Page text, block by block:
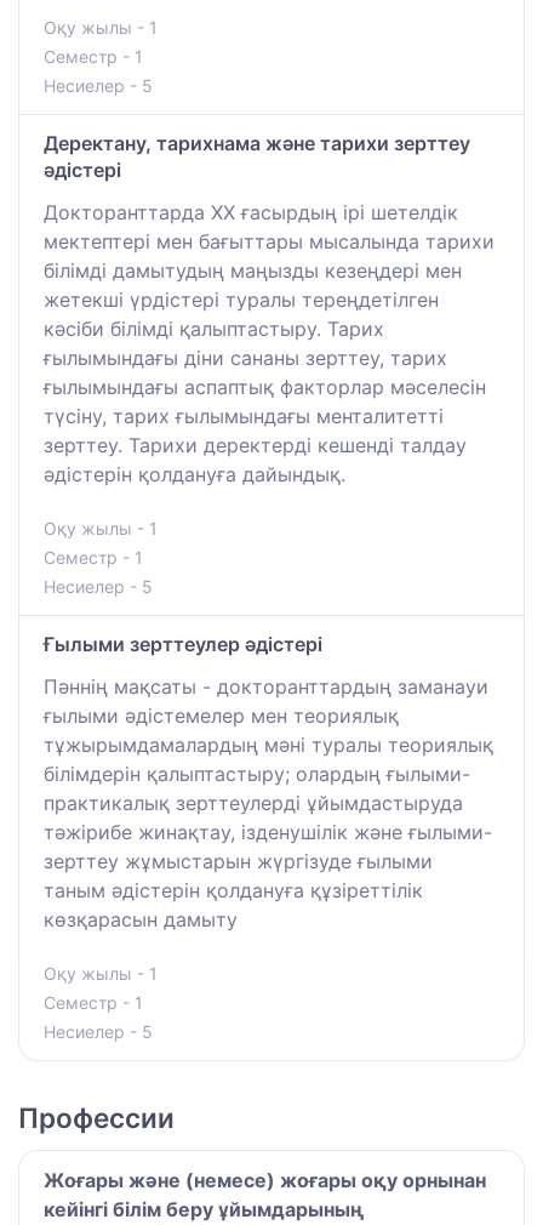
Оқу жылы - 1
Семестр - 1
Несиелер - 5
Деректану, тарихнама және тарихи зерттеу
әдістері
Докторанттарда ХХ ғасырдың ірі шетелдік
мектептері мен бағыттары мысалында тарихи
білімді дамытудың маңызды кезеңдері мен
жетекші үрдістері туралы тереңдетілген
кәсіби білімді қалыптастыру. Тарих
ғылымындағы діни сананы зерттеу, тарих
ғылымындағы аспаптық факторлар мәселесін
түсіну, тарих ғылымындағы менталитетті
зерттеу. Тарихи деректерді кешенді талдау
әдістерін қолдануға дайындық.
Оқу жылы - 1
Семестр - 1
Несиелер - 5
Ғылыми зерттеулер әдістері
Пәннің мақсаты - докторанттардың заманауи
ғылыми әдістемелер мен теориялық
тұжырымдамалардың мәні туралы теориялық
білімдерін қалыптастыру; олардың ғылыми-
практикалық зерттеулерді ұйымдастыруда
тәжірибе жинақтау, ізденушілік және ғылыми-
зерттеу жұмыстарын жүргізуде ғылыми
таным әдістерін қолдануға құзіреттілік
көзқарасын дамыту
Оқу жылы - 1
Семестр - 1
Несиелер - 5
Профессии
Жоғары және (немесе) жоғары оқу орнынан
кейінгі білім беру ұйымдарының